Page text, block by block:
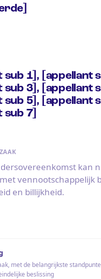
sub 1], [appellant
sub 3], [appellant
sub 5], [appellant
sub 7]
kan
vennootschappelijk
en billijkheid.
met de belangrijkste
beslissing